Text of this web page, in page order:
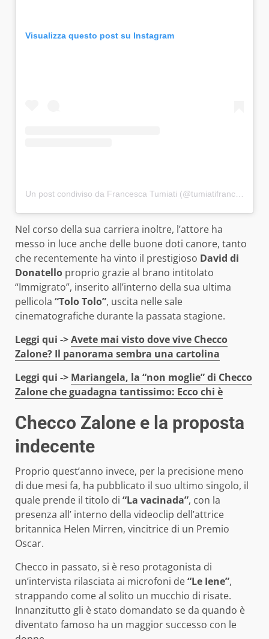
Visualizza questo post su Instagram
Un post condiviso da Francesca Tumiati (@tumiatifrancesca)
Nel corso della sua carriera inoltre, l’attore ha
messo in luce anche delle buone doti canore, tanto
che recentemente ha vinto il prestigioso David di
Donatello proprio grazie al brano intitolato
“Immigrato”, inserito all’interno della sua ultima
pellicola “Tolo Tolo”, uscita nelle sale
cinematografiche durante la passata stagione.
Leggi qui ->Avete mai visto dove vive Checco
Zalone? Il panorama sembra una cartolina
Leggi qui -> Mariangela, la “non moglie” di Checco
Zalone che guadagna tantissimo: Ecco chi è
Checco Zalone e la proposta
indecente
Proprio quest’anno invece, per la precisione meno
di due mesi fa, ha pubblicato il suo ultimo singolo, il
quale prende il titolo di “La vacinada”, con la
presenza all’ interno della videoclip dell’attrice
britannica Helen Mirren, vincitrice di un Premio
Oscar.
Checco in passato, si è reso protagonista di
un’intervista rilasciata ai microfoni de“Le Iene”,
strappando come al solito un mucchio di risate.
Innanzitutto gli è stato domandato se da quando è
diventato famoso ha un maggior successo con le